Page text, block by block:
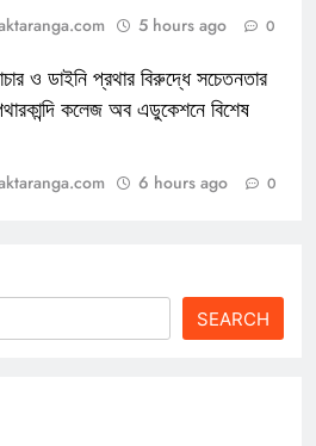
5 hours ago 0
ও ডাইনি প্রথার বিরুদ্ধে সচেতনতার
কলেজ অব এডুকেশনে বিশেষ
6 hours ago 0
SEARCH